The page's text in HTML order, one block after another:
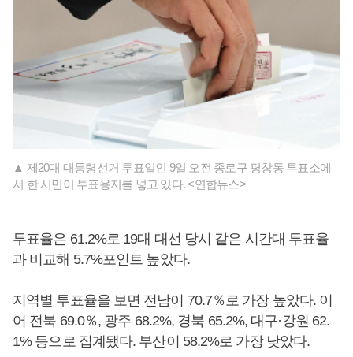
▲ 제20대 대통령선거 투표일인 9일 오전 종로구 평창동 투표소에
서 한 시민이 투표용지를 넣고 있다. <연합뉴스>
투표율은 61.2%로 19대 대선 당시 같은 시간대 투표율
과 비교해 5.7%포인트 높았다.
지역별 투표율을 보면 전남이 70.7％로 가장 높았다. 이
어 전북 69.0％, 광주 68.2%, 경북 65.2%, 대구·강원 62.
1% 등으로 집계됐다. 부산이 58.2%로 가장 낮았다.